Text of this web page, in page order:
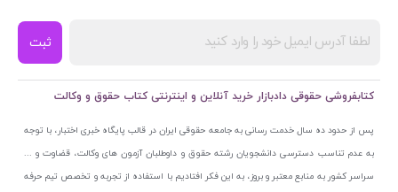
ثبت
کتابفروشی حقوقی دادبازار خرید آنلاین و اینترنتی کتاب حقوق و وکالت
پس از حدود ده سال خدمت رسانی به جامعه حقوقی ایران در قالب پایگاه خبری اختبار، با توجه
به عدم تناسب دسترسی دانشجویان رشته حقوق و داوطلبان آزمون های وکالت، قضاوت و ...
سراسر کشور به منابع معتبر و بروز، به این فکر افتادیم با استفاده از تجربه و تخصص تیم حرفه